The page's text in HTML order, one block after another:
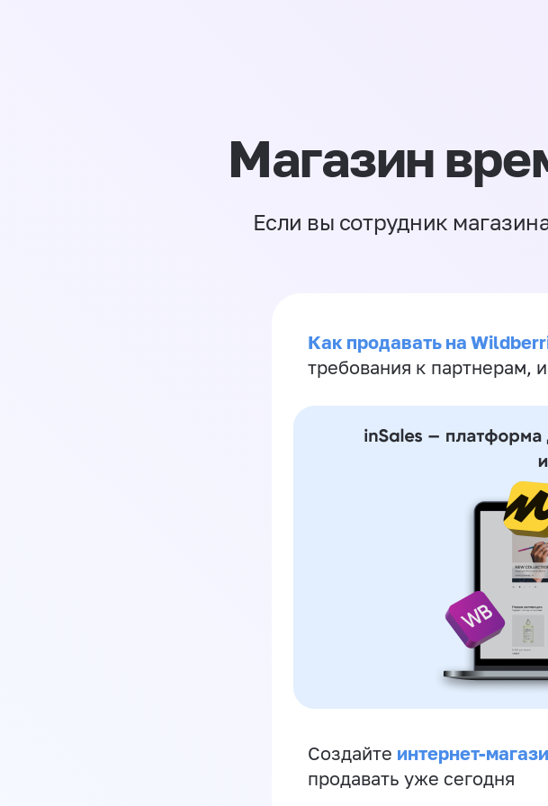
Магазин
Если вы сотрудник
Как продавать на
требования к партнерам,
Создайте интернет-
продавать уже сегодня